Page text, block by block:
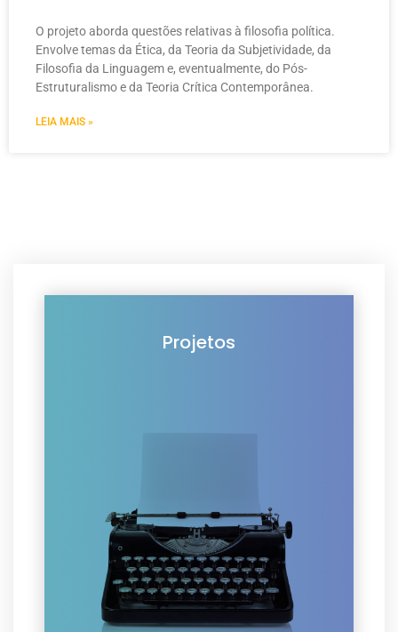
O projeto aborda questões relativas à filosofia política.
Envolve temas da Ética, da Teoria da Subjetividade, da
Filosofia da Linguagem e, eventualmente, do Pós-
Estruturalismo e da Teoria Crítica Contemporânea.
LEIA MAIS »
Projetos